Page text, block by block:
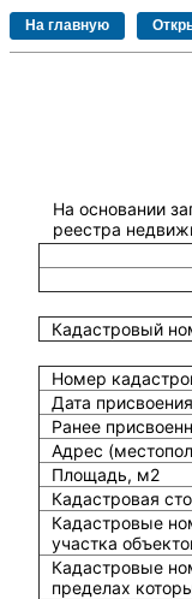
На основании
реестра
Кадастровый
Номер
Дата
Ранее
Адрес
Площадь, м2
Кадастровая
Кадастровые
участка
Кадастровые
пределах